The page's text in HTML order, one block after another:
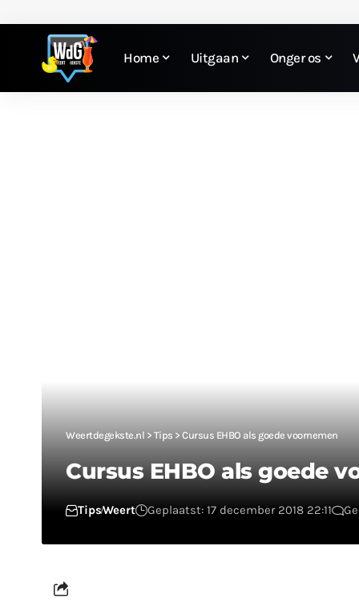
Home Uitgaan Onger os
Weertdegekste.nl > Tips > Cursus EHBO als goede voornemen
Cursus EHBO als goede
TipsWeert Geplaatst: 17 december 2018 22:11